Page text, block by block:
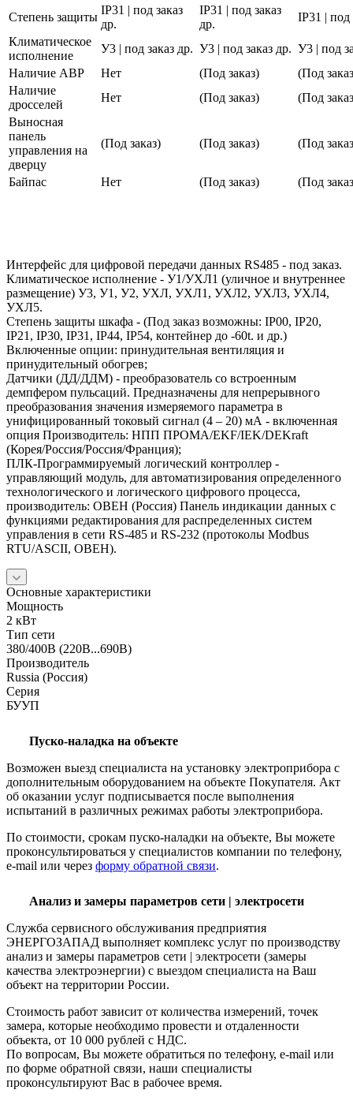
Степень защиты
IP31 | под заказ
др.
IP31 | под заказ
др.
IP31 | под
Климатическое
исполнение
У3 | под заказ др. У3 | под заказ др. У3 | под
Наличие АВР
Нет (Под заказ)
(Под
Наличие
дросселей
Нет (Под заказ)
(Под
Выносная
панель
управления на
дверцу
(Под заказ) (Под заказ) (Под
Байпас Нет (Под заказ) (Под
Интерфейс для цифровой передачи данных RS485 - под заказ.
Климатическое исполнение - У1/УХЛ1 (уличное и внутреннее
размещение) У3, У1, У2, УХЛ, УХЛ1, УХЛ2, УХЛ3, УХЛ4,
УХЛ5.
Степень защиты шкафа - (Под заказ возможны: IP00, IP20,
IP21, IP30, IP31, IP44, IP54, контейнер до -60t. и др.)
Включенные опции: принудительная вентиляция и
принудительный обогрев;
Датчики (ДД/ДДМ) - преобразователь со встроенным
демпфером пульсаций. Предназначены для непрерывного
преобразования значения измеряемого параметра в
унифицированный токовый сигнал (4 – 20) мА - включенная
опция Производитель: НПП ПРОМА/EKF/IEK/DEKraft
(Корея/Россия/Россия/Франция);
ПЛК-Программируемый логический контроллер -
управляющий модуль, для автоматизирования определенного
технологического и логического цифрового процесса,
производитель: ОВЕН (Россия) Панель индикации данных с
функциями редактирования для распределенных систем
управления в сети RS-485 и RS-232 (протоколы Modbus
RTU/ASCII, ОВЕН).
Основные характеристики
Мощность
2 кВт
Тип сети
380/400В (220В...690В)
Производитель
Russia (Россия)
Серия
БУУП
Пуско-наладка на объекте
Возможен выезд специалиста на установку электроприбора с
дополнительным оборудованием на объекте Покупателя. Акт
об оказании услуг подписывается после выполнения
испытаний в различных режимах работы электроприбора.
По стоимости, срокам пуско-наладки на объекте, Вы можете
проконсультироваться у специалистов компании по телефону,
e-mail или через форму обратной связи.
Анализ и замеры параметров сети | электросети
Служба сервисного обслуживания предприятия
ЭНЕРГОЗАПАД выполняет комплекс услуг по производству
анализ и замеры параметров сети | электросети (замеры
качества электроэнергии) с выездом специалиста на Ваш
объект на территории России.
Стоимость работ зависит от количества измерений, точек
замера, которые необходимо провести и отдаленности
объекта, от 10 000 рублей с НДС.
По вопросам, Вы можете обратиться по телефону, e-mail или
по форме обратной связи, наши специалисты
проконсультируют Вас в рабочее время.